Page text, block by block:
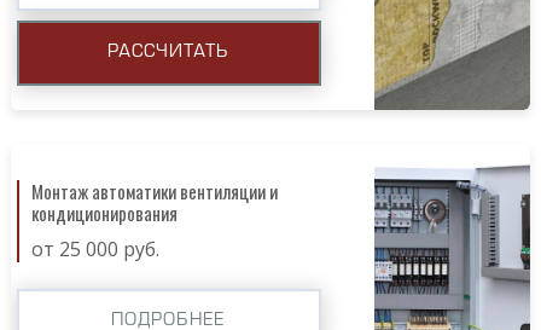
РАССЧИТАТЬ
Монтаж автоматики вентиляции и
кондиционирования
от 25 000 руб.
ПОДРОБНЕЕ